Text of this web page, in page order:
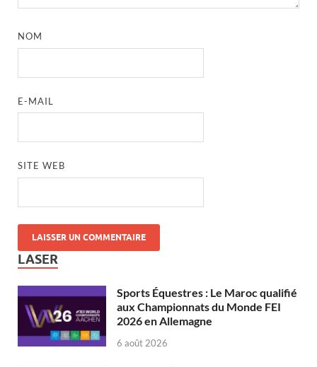
NOM
E-MAIL
SITE WEB
LASER
Sports Équestres : Le Maroc qualifié
aux Championnats du Monde FEI
2026 en Allemagne
6 août 2026